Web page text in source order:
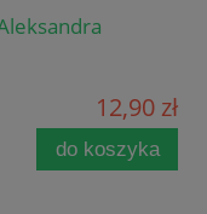
12,90 zł
do koszyka